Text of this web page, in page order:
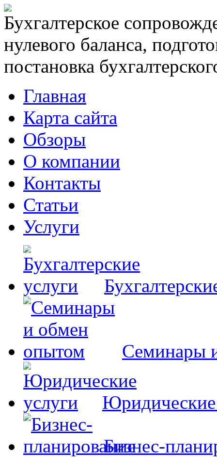
Бухгалтерское
нулевого баланса,
постановка
Главная
Карта сайта
Обзоры
О компании
Контакты
Статьи
Услуги
Семинары
Юридические
Бизнес-